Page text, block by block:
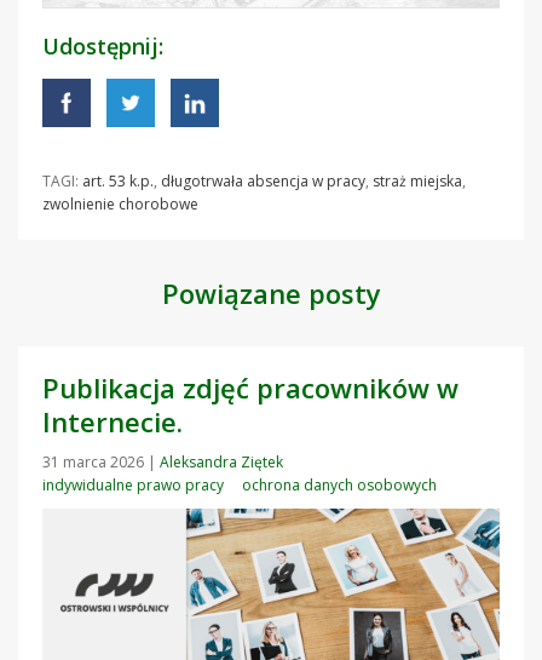
Udostępnij:
TAGI: art. 53 k.p., długotrwała absencja w pracy, straż miejska,
zwolnienie chorobowe
Powiązane posty
Publikacja zdjęć pracowników w
Internecie.
31 marca 2026 | Aleksandra Ziętek
indywidualne prawo pracy
ochrona danych osobowych